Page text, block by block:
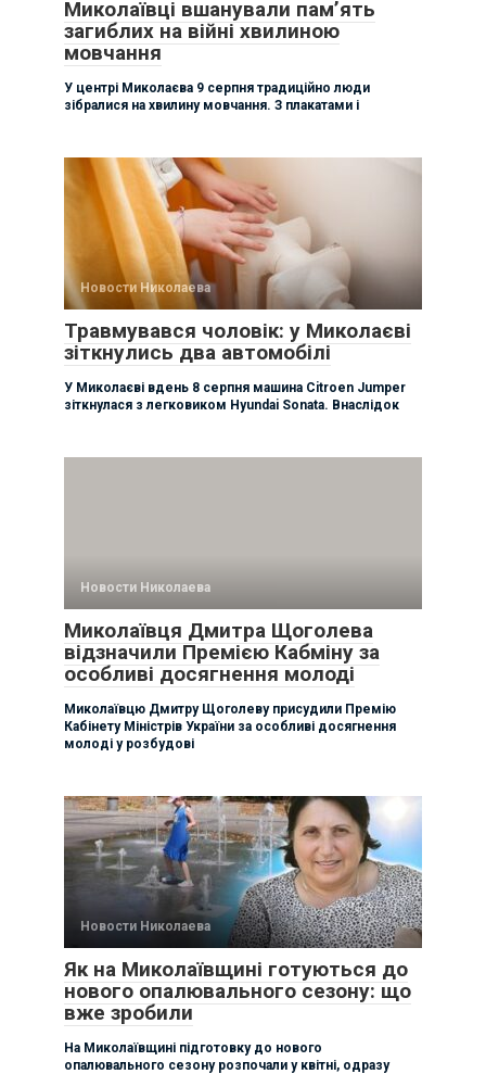
Миколаївці вшанували памʼять
загиблих на війні хвилиною
мовчання
У центрі Миколаєва 9 серпня традиційно люди
зібралися на хвилину мовчання. З плакатами і
Новости Николаева
Травмувався чоловік: у Миколаєві
зіткнулись два автомобілі
У Миколаєві вдень 8 серпня машина Citroen Jumper
зіткнулася з легковиком Hyundai Sonata. Внаслідок
Новости Николаева
Миколаївця Дмитра Щоголева
відзначили Премією Кабміну за
особливі досягнення молоді
Миколаївцю Дмитру Щоголеву присудили Премію
Кабінету Міністрів України за особливі досягнення
молоді у розбудові
Новости Николаева
Як на Миколаївщині готуються до
нового опалювального сезону: що
вже зробили
На Миколаївщині підготовку до нового
опалювального сезону розпочали у квітні, одразу